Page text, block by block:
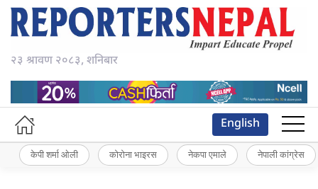
२३ श्रावण २०८३, शनिबार
English
केपी शर्मा ओली कोरोना भाइरस नेकपा एमाले नेपाली कांग्रेस